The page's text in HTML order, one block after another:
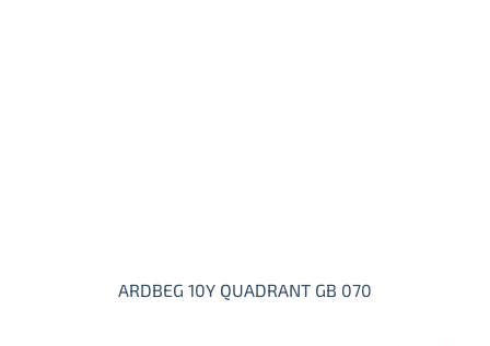
ARDBEG 10Y QUADRANT GB 070